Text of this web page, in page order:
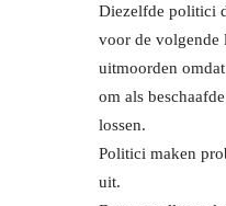
Diezelfde politici
voor de volgende
uitmoorden
om als
lossen.
Politici maken
uit.